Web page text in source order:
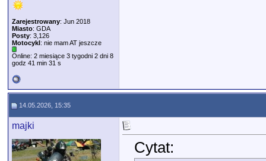
Zarejestrowany: Jun 2018
Miasto: GDA
Posty: 3,126
Motocykl: nie mam AT jeszcze
Online: 2 miesiące 3 tygodni 2 dni 8
godz 41 min 31 s
14.05.2026, 15:35
majki
Cytat: